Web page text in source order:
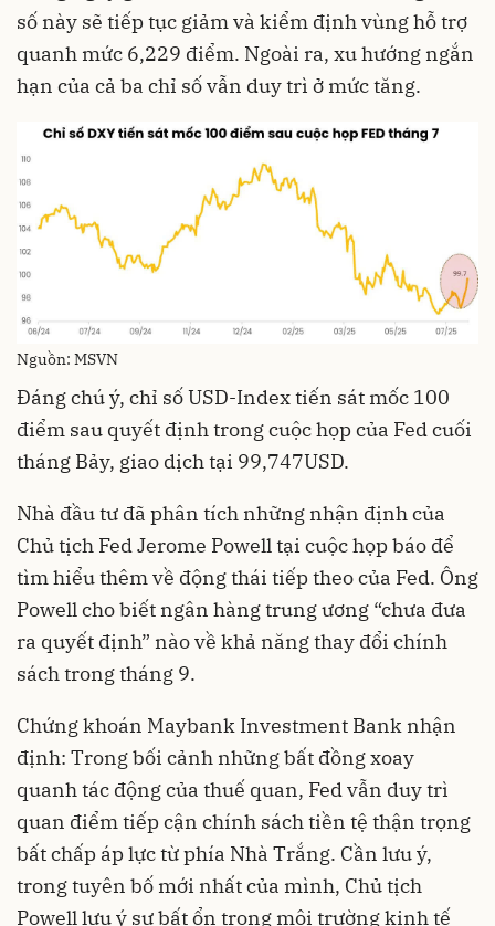
số này sẽ tiếp tục giảm và kiểm định vùng hỗ trợ
quanh mức 6,229 điểm. Ngoài ra, xu hướng ngắn
hạn của cả ba chỉ số vẫn duy trì ở mức tăng.
Nguồn: MSVN
Đáng chú ý, chỉ số USD-Index tiến sát mốc 100
điểm sau quyết định trong cuộc họp của Fed cuối
tháng Bảy, giao dịch tại 99,747USD.
Nhà đầu tư đã phân tích những nhận định của
Chủ tịch Fed Jerome Powell tại cuộc họp báo để
tìm hiểu thêm về động thái tiếp theo của Fed. Ông
Powell cho biết ngân hàng trung ương “chưa đưa
ra quyết định” nào về khả năng thay đổi chính
sách trong tháng 9.
Chứng khoán Maybank Investment Bank nhận
định: Trong bối cảnh những bất đồng xoay
quanh tác động của thuế quan, Fed vẫn duy trì
quan điểm tiếp cận chính sách tiền tệ thận trọng
bất chấp áp lực từ phía Nhà Trắng. Cần lưu ý,
trong tuyên bố mới nhất của mình, Chủ tịch
Powell lưu ý sự bất ổn trong môi trường kinh tế